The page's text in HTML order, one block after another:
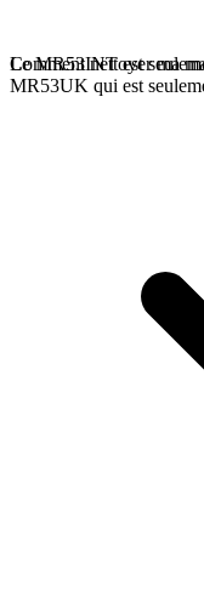
Le MR53INT est
MR53UK qui est
Comment nettoyer ma